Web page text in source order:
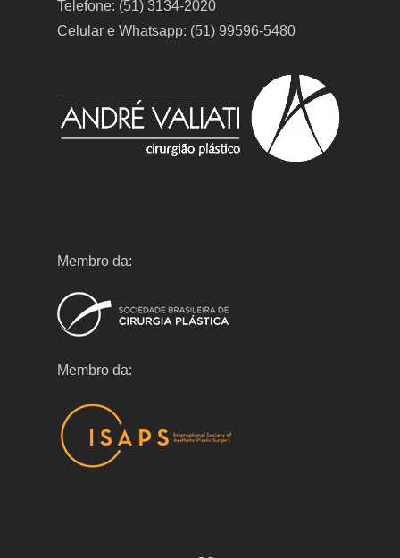
Telefone: (51) 3134-2020
Celular e Whatsapp: (51) 99596-5480
Membro da:
Membro da: